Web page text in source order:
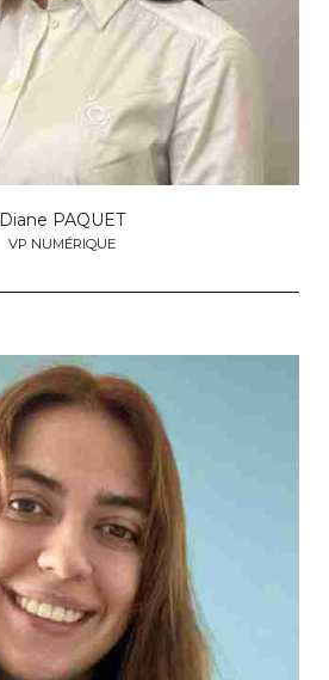
Diane PAQUET
VP NUMÉRIQUE